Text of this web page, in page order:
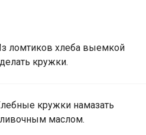
ломтиков хлеба выемкой
кружки.
кружки намазать
маслом.